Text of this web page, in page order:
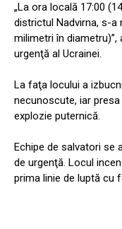
„La ora locală 17:00
districtul Nadvirna, s-a
milimetri în
urgenţă al Ucrainei.
La faţa locului a
necunoscute, iar
explozie puternică.
Echipe de salvatori se
de urgenţă. Locul
prima linie de luptă cu